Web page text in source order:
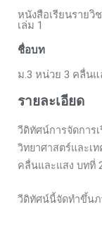
หนังสือเรียนรายวิ
เล่ม 1​
ชื่อบท
ม.3 หน่วย 3 คลื่น
รายละเอียด
วีดิทัศน์การจัดการ
วิทยาศาสตร์และเ
คลื่นและแสง บทที่
วีดิทัศน์นี้จัดทำขึ้นภ